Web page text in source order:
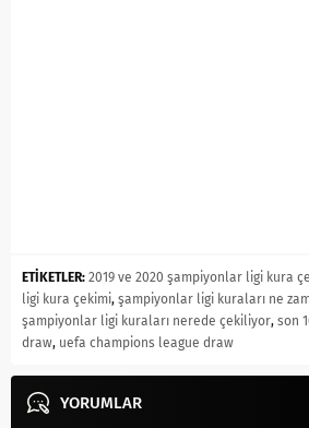
ETİKETLER: 2019 ve 2020 şampiyonlar ligi kura
ligi kura çekimi, şampiyonlar ligi kuraları ne
şampiyonlar ligi kuraları nerede çekiliyor, son
draw, uefa champions league draw
YORUMLAR